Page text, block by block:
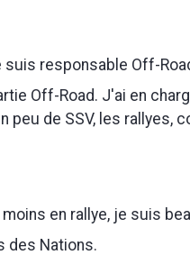
responsable Off-
Off-Road. J'ai en
peu de SSV, les rallyes,
en rallye, je suis
des Nations.